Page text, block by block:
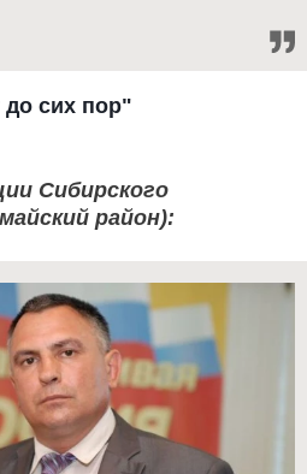
сих пор"
Сибирского
район):